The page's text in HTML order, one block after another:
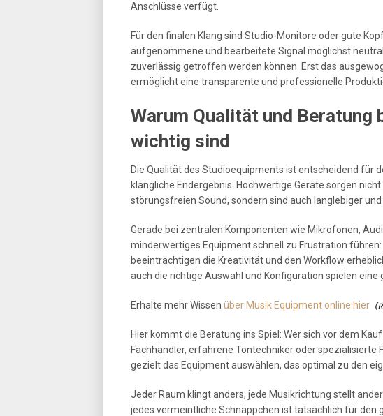
Anschlüsse verfügt.
Für den finalen Klang sind Studio-Monitore oder gute
aufgenommene und bearbeitete Signal möglichst
zuverlässig getroffen werden können. Erst das
ermöglicht eine transparente und professionelle
Warum Qualität und Beratung
wichtig sind
Die Qualität des Studioequipments ist entscheidend für
klangliche Endergebnis. Hochwertige Geräte sorgen
störungsfreien Sound, sondern sind auch langlebiger
Gerade bei zentralen Komponenten wie Mikrofonen,
minderwertiges Equipment schnell zu Frustration
beeinträchtigen die Kreativität und den Workflow
auch die richtige Auswahl und Konfiguration spielen eine
Erhalte mehr Wissen über Musik Equipment online hier
Hier kommt die Beratung ins Spiel: Wer sich vor dem
Fachhändler, erfahrene Tontechniker oder spezialisierte
gezielt das Equipment auswählen, das optimal zu den
Jeder Raum klingt anders, jede Musikrichtung stellt
jedes vermeintliche Schnäppchen ist tatsächlich für den